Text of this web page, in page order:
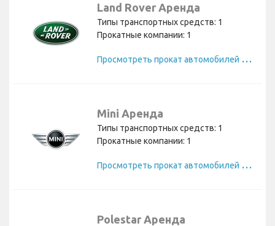
Land Rover Аренда
Типы транспортных средств: 1
Прокатные компании: 1
П
росмотреть прокат автомобилей Land Rover
Mini Аренда
Типы транспортных средств: 1
Прокатные компании: 1
П
росмотреть прокат автомобилей Mini
Polestar Аренда